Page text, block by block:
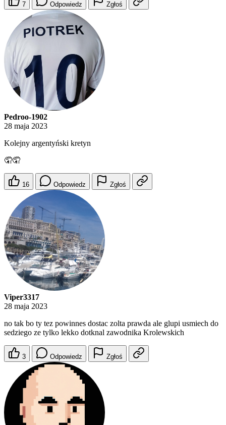
7 Odpowiedz Zgłoś
Pedroo-1902
28 maja 2023
Kolejny argentyński kretyn
🤦🤦
16 Odpowiedz Zgłoś
Viper3317
28 maja 2023
no tak bo ty tez powinnes dostac zolta prawda ale glupi usmiech do
sedziego ze tylko lekko dotknal zawodnika Krolewskich
3 Odpowiedz Zgłoś